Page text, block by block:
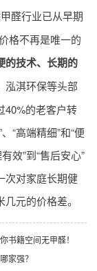
醛行业已从早期
格不再是唯一的
的技术、长期的
泓淇环保等头部
40%的老客户转
“高端精细”和“便
效”到“售后安心”
次对家庭长期健
元的价格差。
书籍空间无甲醛！
家强？